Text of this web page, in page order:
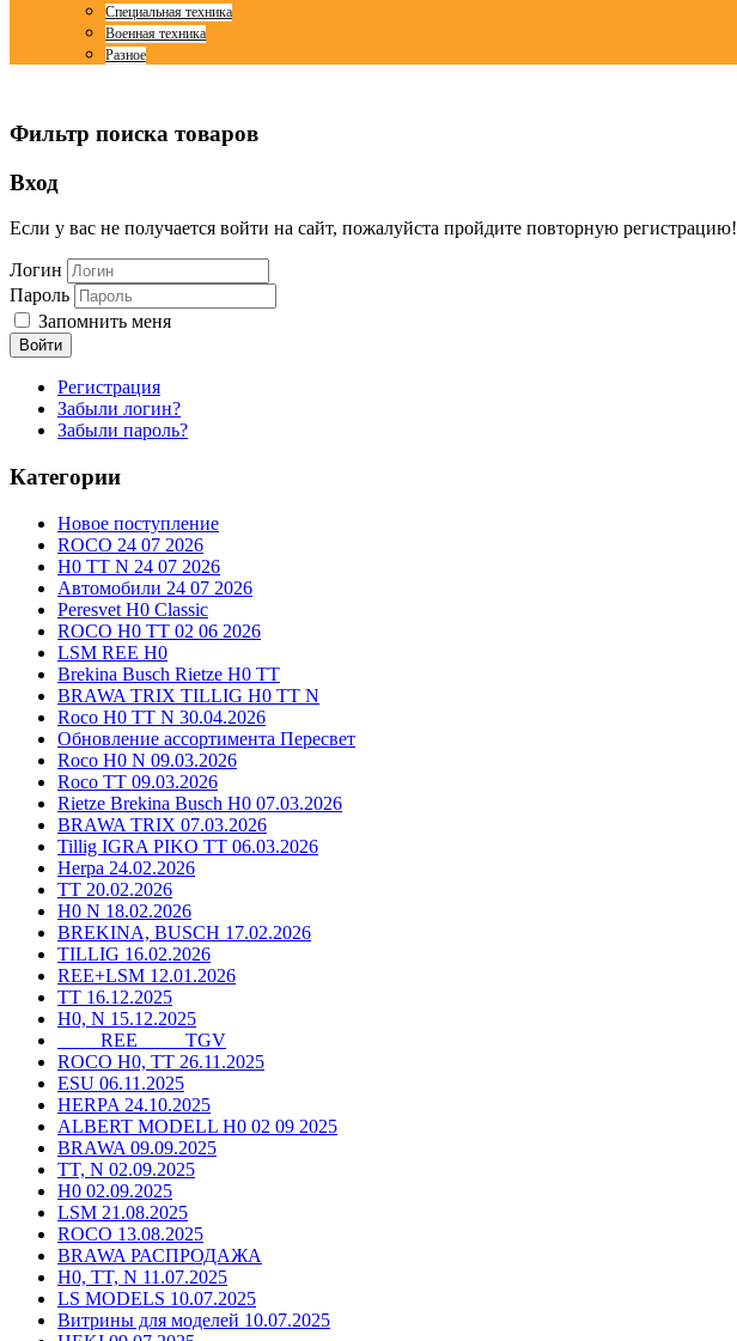
Специальная техника
Военная техника
Разное
Фильтр поиска товаров
Вход
Если у вас не получается войти на сайт, пожалуйста пройдите повторную регистрацию!
Логин
Пароль
Запомнить меня
Войти
Регистрация
Забыли логин?
Забыли пароль?
Категории
Новое поступление
ROCO 24 07 2026
H0 TT N 24 07 2026
Автомобили 24 07 2026
Peresvet H0 Classic
ROCO H0 TT 02 06 2026
LSM REE H0
Brekina Busch Rietze H0 TT
BRAWA TRIX TILLIG H0 TT N
Roco H0 TT N 30.04.2026
Обновление ассортимента Пересвет
Roco H0 N 09.03.2026
Roco TT 09.03.2026
Rietze Brekina Busch H0 07.03.2026
BRAWA TRIX 07.03.2026
Tillig IGRA PIKO TT 06.03.2026
Herpa 24.02.2026
TT 20.02.2026
H0 N 18.02.2026
BREKINA, BUSCH 17.02.2026
TILLIG 16.02.2026
REE+LSM 12.01.2026
TT 16.12.2025
H0, N 15.12.2025
____ REE ____ TGV
ROCO H0, TT 26.11.2025
ESU 06.11.2025
HERPA 24.10.2025
ALBERT MODELL H0 02 09 2025
BRAWA 09.09.2025
TT, N 02.09.2025
H0 02.09.2025
LSM 21.08.2025
ROCO 13.08.2025
BRAWA РАСПРОДАЖА
H0, TT, N 11.07.2025
LS MODELS 10.07.2025
Витрины для моделей 10.07.2025